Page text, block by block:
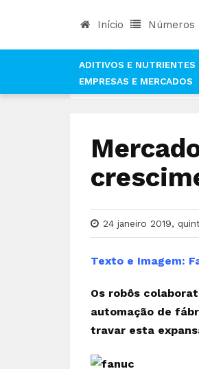
Início Números
ADITIVOS E NUTRIENTES
EMPRESAS E MERCADOS
24 janeiro 2019,
Texto e Imagem:
Os robôs
automação de
travar esta